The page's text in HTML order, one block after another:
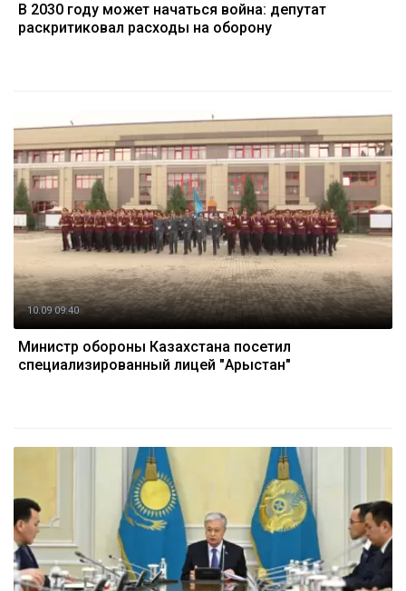
В 2030 году может начаться война: депутат
раскритиковал расходы на оборону
10.09 09:40
Министр обороны Казахстана посетил
специализированный лицей "Арыстан"